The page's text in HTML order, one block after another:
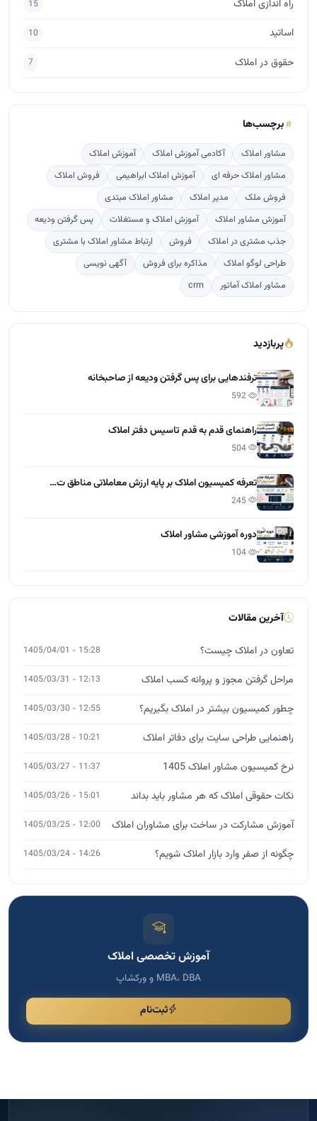
راه اندازی املاک 15
اساتید 10
حقوق در املاک 7
برچسب‌ها
مشاور املاک آکادمی آموزش املاک
آموزش املاک
مشاور املاک حرفه ای
آموزش املاک ابراهیمی
فروش املاک
فروش ملک
مدیر املاک
مشاور املاک مبتدی
آموزش مشاور املاک
آموزش املاک و مستغلات
پس گرفتن ودیعه
جذب مشتری در املاک
فروش
ارتباط مشاور املاک با مشتری
طراحی لوگو املاک
مذاکره برای فروش
آگهی نویسی
مشاور املاک آماتور
crm
پربازدید
ترفندهایی برای پس گرفتن ودیعه از صاحبخانه
راهنمای قدم به قدم تاسیس دفتر املاک
تعرفه کمیسیون املاک بر پایه ارزش معاملاتی مناطق ت…
دوره آموزشی مشاور املاک
آخرین مقالات
تعاون در املاک چیست؟ 15:28 - 1405/04/01
مراحل گرفتن مجوز و پروانه کسب املاک 12:13 - 1405/03/31
چطور کمیسیون بیشتر در املاک بگیریم؟ 12:55 - 1405/03/30
راهنمایی طراحی سایت برای دفاتر املاک 10:21 - 1405/03/28
نرخ کمیسیون مشاور املاک 1405 11:37 - 1405/03/27
نکات حقوقی املاک که هر مشاور باید بداند 15:01 - 1405/03/26
آموزش مشارکت در ساخت برای مشاوران املاک 12:00 - 1405/03/25
چگونه از صفر وارد بازار املاک شویم؟ 14:26 - 1405/03/24
آموزش تخصصی املاک
MBA، DBA و ورکشاپ
ثبت‌نام